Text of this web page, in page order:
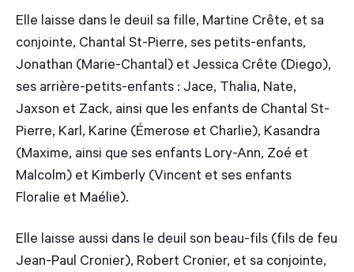
Elle laisse dans le deuil sa fille, Martine Crête, et sa
conjointe, Chantal St-Pierre, ses petits-enfants,
Jonathan (Marie-Chantal) et Jessica Crête (Diego),
ses arrière-petits-enfants : Jace, Thalia, Nate,
Jaxson et Zack, ainsi que les enfants de Chantal St-
Pierre, Karl, Karine (Émerose et Charlie), Kasandra
(Maxime, ainsi que ses enfants Lory-Ann, Zoé et
Malcolm) et Kimberly (Vincent et ses enfants
Floralie et Maélie).
Elle laisse aussi dans le deuil son beau-fils (fils de feu
Jean-Paul Cronier), Robert Cronier, et sa conjointe,